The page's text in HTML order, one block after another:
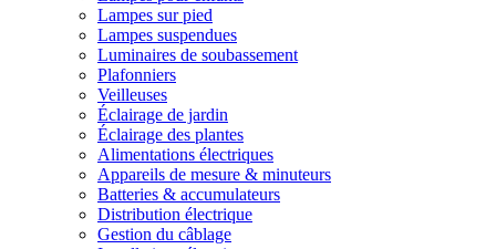
Lampes sur pied
Lampes suspendues
Luminaires de soubassement
Plafonniers
Veilleuses
Éclairage de jardin
Éclairage des plantes
Alimentations électriques
Appareils de mesure & minuteurs
Batteries & accumulateurs
Distribution électrique
Gestion du câblage